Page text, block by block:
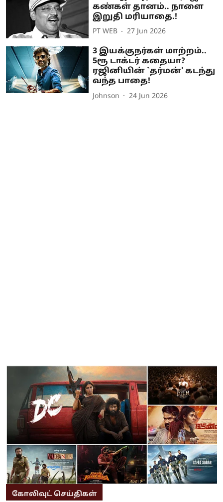
கண்கள் தானம்.. நாளை
இறுதி மரியாதை.!
PT WEB 27 Jun 2026
3 இயக்குநர்கள் மாற்றம்..
5ரூ டாக்டர் கதையா?
ரஜினியின் `தர்மன்' கடந்து
வந்த பாதை!
Johnson 24 Jun 2026
கோலிவுட் செய்திகள்